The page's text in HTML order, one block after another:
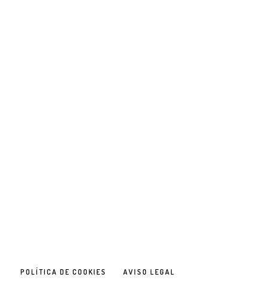
POLÍTICA DE COOKIES AVISO LEGAL